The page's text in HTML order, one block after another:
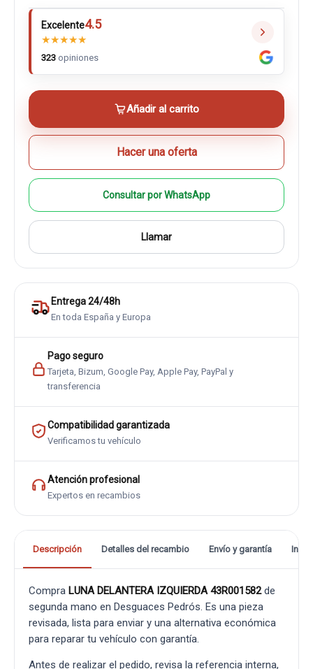
Excelente4.5
★★★★★
323 opiniones
Añadir al carrito
Hacer una oferta
Consultar por WhatsApp
Llamar
Entrega 24/48h
En toda España y Europa
Pago seguro
Tarjeta, Bizum, Google Pay, Apple Pay, PayPal y
transferencia
Compatibilidad garantizada
Verificamos tu vehículo
Atención profesional
Expertos en recambios
Descripción Detalles del recambio Envío y garantía
Compra LUNA DELANTERA IZQUIERDA 43R001582de
segunda mano en Desguaces Pedrós. Es una pieza
revisada, lista para enviar y una alternativa económica
para reparar tu vehículo con garantía.
Antes de realizar el pedido, revisa la referencia interna,